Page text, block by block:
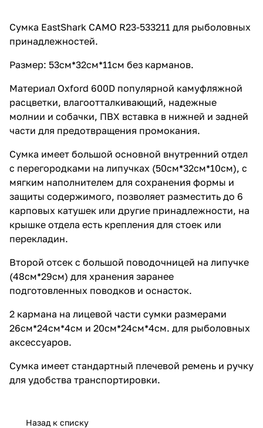
большой основной внутренний
отдел с перегородками на
мягким наполнителем для
содержимого, позволяет
разместить до 6 карповых
катушек или другие
принадлежности, на крышке
отдела есть крепления для
стоек или перекладин. Второй
на липучке (48см*29см) для
хранения заранее
подготовленных поводков и
части сумки размерами
26см*24см*4см и
20см*24см*4см. для
рыболовных аксессуаров.
Сумка имеет стандартный
удобства транспортировки.
Сумка EastShark CAMO R23-533211 для рыболовных
принадлежностей.
Размер: 53см*32см*11см без карманов.
Материал Oxford 600D популярной камуфляжной
расцветки, влагоотталкивающий, надежные
молнии и собачки, ПВХ вставка в нижней и задней
части для предотвращения промокания.
Сумка имеет большой основной внутренний отдел
с перегородками на липучках (50см*32см*10см), с
мягким наполнителем для сохранения формы и
защиты содержимого, позволяет разместить до 6
карповых катушек или другие принадлежности, на
крышке отдела есть крепления для стоек или
перекладин.
Второй отсек с большой поводочницей на липучке
(48см*29см) для хранения заранее
подготовленных поводков и оснасток.
2 кармана на лицевой части сумки размерами
26см*24см*4см и 20см*24см*4см. для рыболовных
аксессуаров.
Сумка имеет стандартный плечевой ремень и ручку
для удобства транспортировки.
Назад к списку